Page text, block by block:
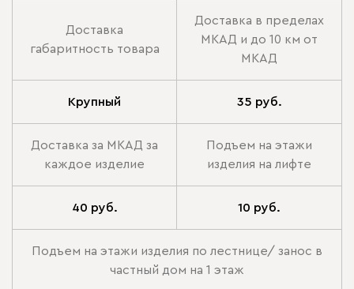
Доставка
габаритность товара
Доставка в пределах
МКАД и до 10 км от
МКАД
Крупный 35 руб.
Доставка за МКАД за
каждое изделие
Подъем на этажи
изделия на лифте
40 руб. 10 руб.
Подъем на этажи изделия по лестнице/ занос в
частный дом на 1 этаж